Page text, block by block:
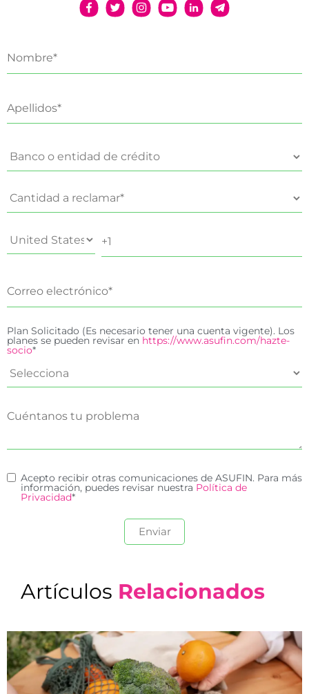
Plan Solicitado (Es necesario tener una cuenta vigente). Los
planes se pueden revisar en https://www.asufin.com/hazte-
socio*
Acepto recibir otras comunicaciones de ASUFIN. Para más
información, puedes revisar nuestra Política de
Privacidad*
Artículos Relacionados